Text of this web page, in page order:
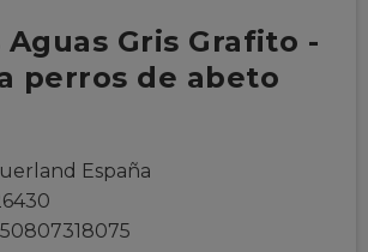
Gris Grafito -
perros de abeto
España